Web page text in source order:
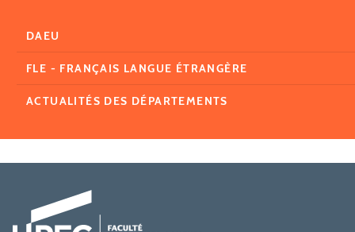
DAEU
FLE - FRANÇAIS LANGUE ÉTRANGÈRE
ACTUALITÉS DES DÉPARTEMENTS